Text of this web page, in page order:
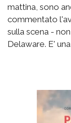
mattina, sono
commentato
sulla scena -
Delaware. E'